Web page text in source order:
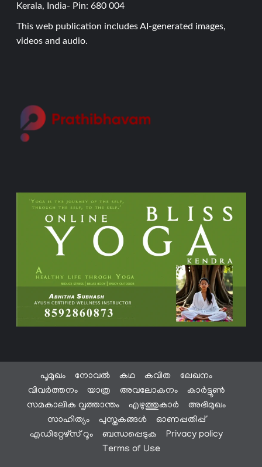
Kerala, India- Pin: 680 004
This web publication includes AI-generated images,
videos and audio.
പൂമുഖം നോവൽ കഥ കവിത
ലേഖനം
വിവർത്തനം
യാത്ര അവലോകനം
കാർട്ടൂൺ
സമകാലിക വൃത്താന്തം
എഴുത്തുകാർ
അഭിമുഖം
സാഹിത്യം
പുസ്തകങ്ങൾ
ഓണപ്പതിപ്പ്
എഡിറ്റേഴ്സ് റൂം
ബന്ധപ്പെടുക
Privacy policy
Terms of Use